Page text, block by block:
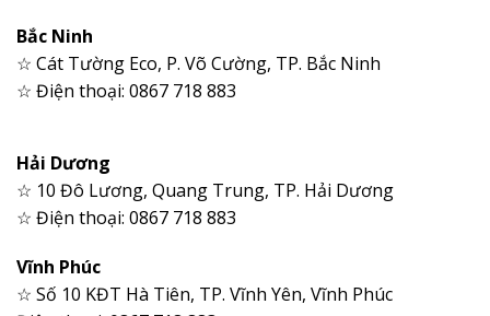
Bắc Ninh
☆ Cát Tường Eco, P. Võ Cường, TP. Bắc Ninh
☆ Điện thoại: 0867 718 883
Hải Dương
☆ 10 Đô Lương, Quang Trung, TP. Hải Dương
☆ Điện thoại: 0867 718 883
Vĩnh Phúc
☆ Số 10 KĐT Hà Tiên, TP. Vĩnh Yên, Vĩnh Phúc